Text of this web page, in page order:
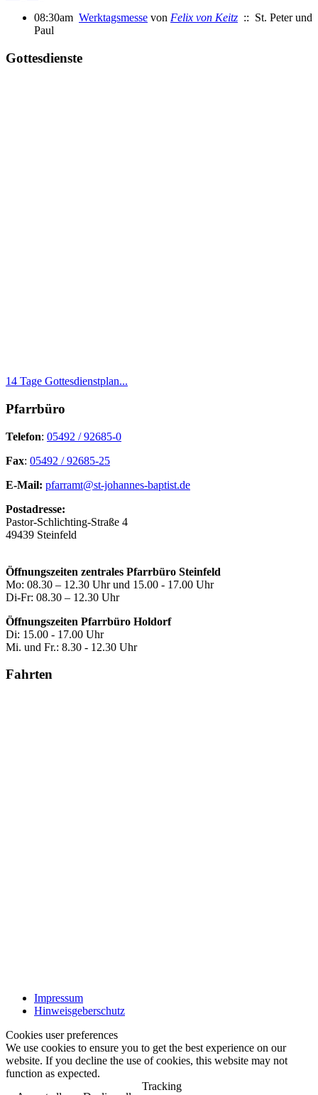
08:30am Werktagsmesse von Felix von Keitz :: St. Peter und
Paul
Gottesdienste
14 Tage Gottesdienstplan...
Pfarrbüro
Telefon: 05492 / 92685-0
Fax: 05492 / 92685-25
E-Mail: pfarramt@st-johannes-baptist.de
Postadresse:
Pastor-Schlichting-Straße 4
49439 Steinfeld
Öffnungszeiten zentrales Pfarrbüro Steinfeld
Mo: 08.30 – 12.30 Uhr und 15.00 - 17.00 Uhr
Di-Fr: 08.30 – 12.30 Uhr
Öffnungszeiten Pfarrbüro Holdorf
Di: 15.00 - 17.00 Uhr
Mi. und Fr.: 8.30 - 12.30 Uhr
Fahrten
Impressum
Hinweisgeberschutz
Cookies user preferences
We use cookies to ensure you to get the best experience on our
website. If you decline the use of cookies, this website may not
function as expected.
Tracking